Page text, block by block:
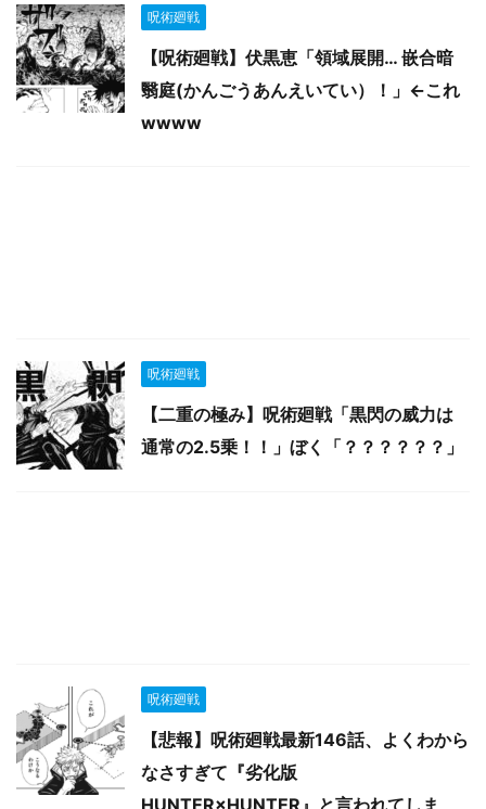
呪術廻戦
【呪術廻戦】伏黒恵「領域展開… 嵌合暗
翳庭(かんごうあんえいてい）！」←これ
wwww
呪術廻戦
【二重の極み】呪術廻戦「黒閃の威力は
通常の2.5乗！！」ぼく「？？？？？？」
呪術廻戦
【悲報】呪術廻戦最新146話、よくわから
なさすぎて『劣化版